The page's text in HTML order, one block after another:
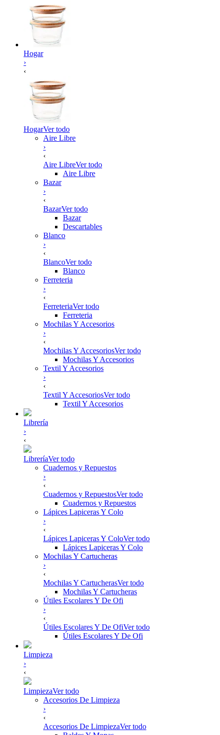
Hogar
›
‹
HogarVer todo
Aire Libre
›
‹
Aire LibreVer todo
Aire Libre
Bazar
›
‹
BazarVer todo
Bazar
Descartables
Blanco
›
‹
BlancoVer todo
Blanco
Ferreteria
›
‹
FerreteriaVer todo
Ferreteria
Mochilas Y Accesorios
›
‹
Mochilas Y AccesoriosVer todo
Mochilas Y Accesorios
Textil Y Accesorios
›
‹
Textil Y AccesoriosVer todo
Textil Y Accesorios
Librería
›
‹
LibreríaVer todo
Cuadernos y Repuestos
›
‹
Cuadernos y RepuestosVer todo
Cuadernos y Repuestos
Lápices Lapiceras Y Colo
›
‹
Lápices Lapiceras Y ColoVer todo
Lápices Lapiceras Y Colo
Mochilas Y Cartucheras
›
‹
Mochilas Y CartucherasVer todo
Mochilas Y Cartucheras
Útiles Escolares Y De Ofi
›
‹
Útiles Escolares Y De OfiVer todo
Útiles Escolares Y De Ofi
Limpieza
›
‹
LimpiezaVer todo
Accesorios De Limpieza
›
‹
Accesorios De LimpiezaVer todo